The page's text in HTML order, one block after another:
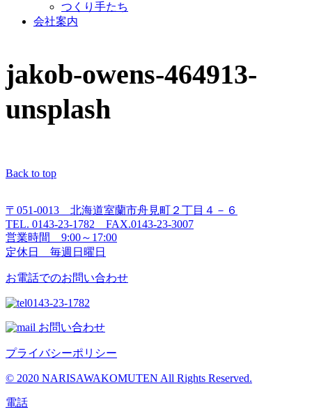
つくり手たち
会社案内
jakob-owens-464913-
unsplash
Back to top
〒051-0013 北海道室蘭市舟見町２丁目４－６
TEL. 0143-23-1782 FAX.0143-23-3007
営業時間 9:00～17:00
定休日 毎週日曜日
お電話でのお問い合わせ
0143-23-1782
お問い合わせ
プライバシーポリシー
© 2020 NARISAWAKOMUTEN All Rights Reserved.
電話